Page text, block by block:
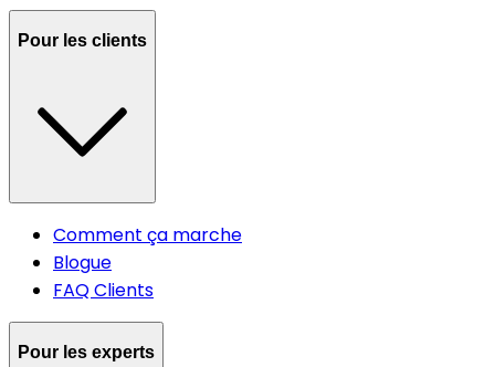
Pour les clients
Comment ça marche
Blogue
FAQ Clients
Pour les experts